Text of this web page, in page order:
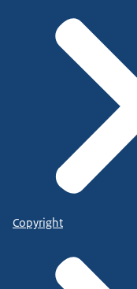
Copyright